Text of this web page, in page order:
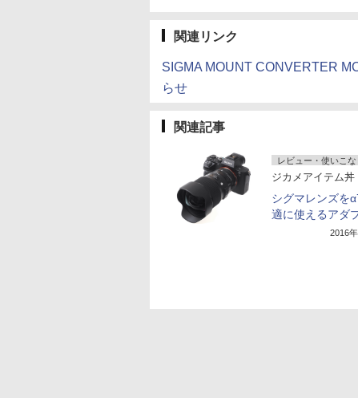
関連リンク
SIGMA MOUNT CONVERTER
らせ
関連記事
レビュー・使いこな
ジカメアイテム丼
シグマレンズを
適に使えるアダ
2016